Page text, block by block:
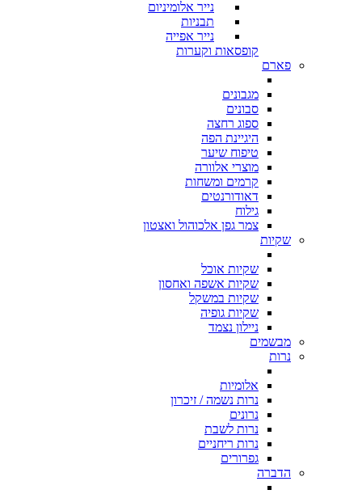
נייר אלומיניום
תבניות
נייר אפייה
קופסאות וקערות
פארם
מגבונים
סבונים
ספוג רחצה
היגיינת הפה
טיפוח שיער
מוצרי אלוורה
קרמים ומשחות
דאודורנטים
גילוח
צמר גפן אלכוהול ואצטון
שקיות
שקיות אוכל
שקיות אשפה ואחסון
שקיות במשקל
שקיות גופיה
ניילון נצמד
מבשמים
נרות
אלומיות
נרות נשמה / זיכרון
נרונים
נרות לשבת
נרות ריחניים
גפרורים
הדברה